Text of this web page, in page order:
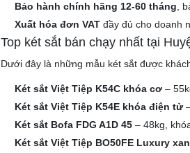
Bảo hành chính hãng 12-60 tháng ,
Xuất hóa đơn VATđầy đủ cho doanh
Top két sắt bán chạy nhất tại
Dưới đây là những mẫu két sắt được
Két sắt Việt Tiệp K54C khóa cơ–
Két sắt Việt Tiệp K54E khóa điện tử–
Két sắt Bofa FDG A1D 45– 48kg,
Két sắt Việt Tiệp BO50FE Luxury